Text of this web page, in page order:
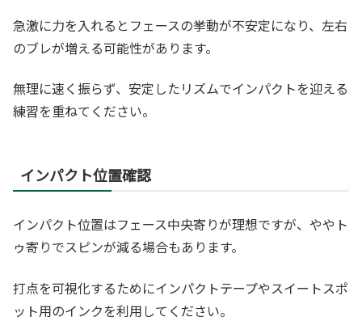
急激に力を入れるとフェースの挙動が不安定になり、左右
のブレが増える可能性があります。
無理に速く振らず、安定したリズムでインパクトを迎える
練習を重ねてください。
インパクト位置確認
インパクト位置はフェース中央寄りが理想ですが、ややト
ゥ寄りでスピンが減る場合もあります。
打点を可視化するためにインパクトテープやスイートスポ
ット用のインクを利用してください。